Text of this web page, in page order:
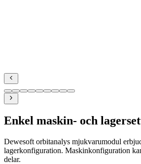
Enkel maskin- och
Dewesoft orbitanalys mjukvarumodul
lagerkonfiguration. Maskinkonfiguration
delar.